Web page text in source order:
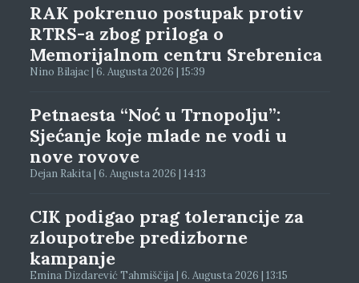
RAK pokrenuo postupak protiv
RTRS-a zbog priloga o
Memorijalnom centru Srebrenica
Nino Bilajac | 6. Augusta 2026 | 15:39
Petnaesta “Noć u Trnopolju”:
Sjećanje koje mlade ne vodi u
nove rovove
Dejan Rakita | 6. Augusta 2026 | 14:13
CIK podigao prag tolerancije za
zloupotrebe predizborne
kampanje
Emina Dizdarević Tahmiščija | 6. Augusta 2026 | 13:15